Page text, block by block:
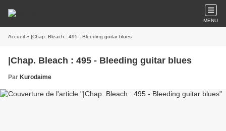
MENU
Accueil » |Chap. Bleach : 495 - Bleeding guitar blues
|Chap. Bleach : 495 - Bleeding guitar blues
Par Kurodaime